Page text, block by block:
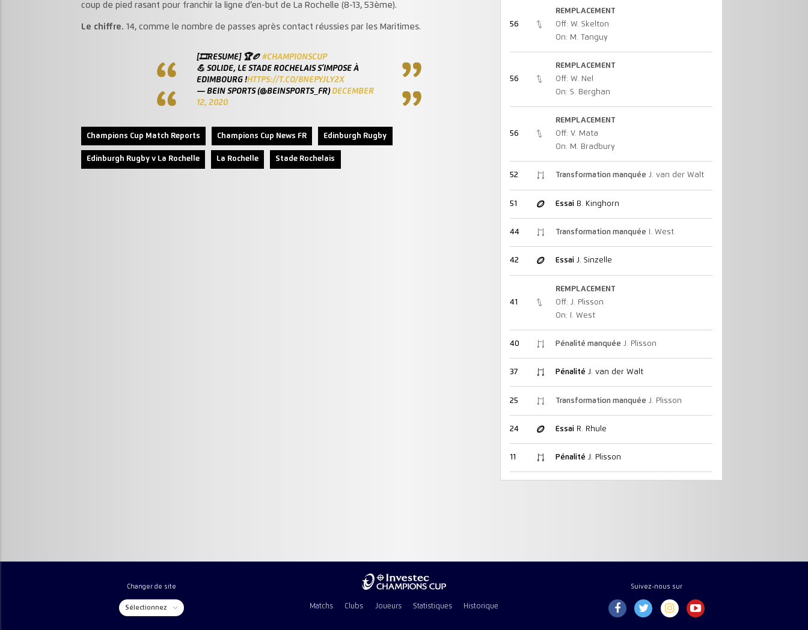
coup de pied rasant pour franchir la ligne d’en-but de La Rochelle (8-13, 53ème).
Le chiffre. 14, comme le nombre de passes après contact réussies par les Maritimes.
[🎞️RESUME] 🏆🏉 #CHAMPIONSCUP
💪 SOLIDE, LE STADE ROCHELAIS S’IMPOSE À
EDIMBOURG !HTTPS://T.CO/8NEPYJLY2X
— BEIN SPORTS (@BEINSPORTS_FR)DECEMBER
12, 2020
Champions Cup Match Reports Champions Cup News FR Edinburgh Rugby
Edinburgh Rugby v La Rochelle La Rochelle Stade Rochelais
56
REMPLACEMENT
Off: W. Skelton
On: M. Tanguy
56
REMPLACEMENT
Off: W. Nel
On: S. Berghan
56
REMPLACEMENT
Off: V. Mata
On: M. Bradbury
52 Transformation manquée J. van der Walt
51 EssaiB. Kinghorn
44 Transformation manquée I. West
42 EssaiJ. Sinzelle
41
REMPLACEMENT
Off: J. Plisson
On: I. West
40 Pénalité manquée J. Plisson
37 Pénalité J. van der Walt
25 Transformation manquée J. Plisson
24 EssaiR. Rhule
11 Pénalité J. Plisson
Changer de site
Sélectionnez Matchs Clubs Joueurs Statistiques Historique
Suivez-nous sur